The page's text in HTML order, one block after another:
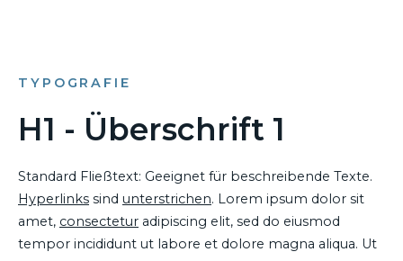
TYPOGRAFIE
H1 - Überschrift 1
Standard Fließtext: Geeignet für beschreibende Texte.
Hyperlinks sind unterstrichen. Lorem ipsum dolor sit
amet, consectetur adipiscing elit, sed do eiusmod
tempor incididunt ut labore et dolore magna aliqua. Ut